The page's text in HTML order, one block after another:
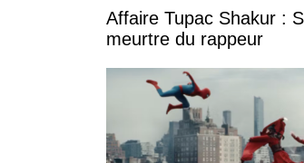
Affaire Tupac Shakur :
meurtre du rappeur